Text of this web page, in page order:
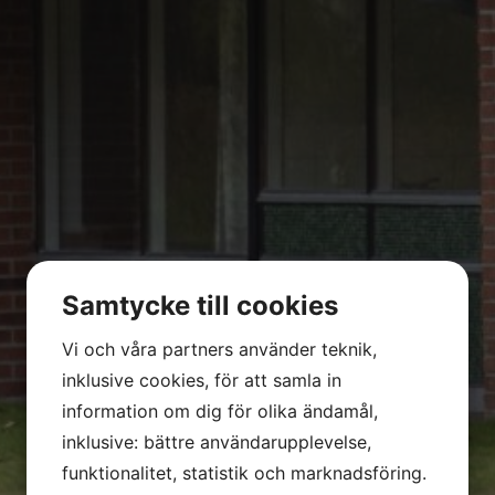
Samtycke till cookies
Vi och våra partners använder teknik,
inklusive cookies, för att samla in
information om dig för olika ändamål,
inklusive: bättre användarupplevelse,
funktionalitet, statistik och marknadsföring.